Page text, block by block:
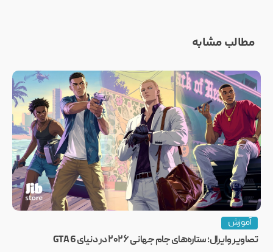
مطالب مشابه
آموزش
تصاویر وایرال؛ ستاره‌های جام جهانی ۲۰۲۶ در دنیای GTA 6